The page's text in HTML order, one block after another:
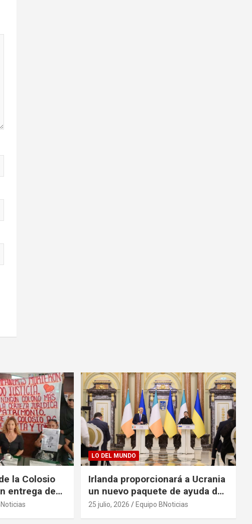
la Colosio
entrega de
LO DEL MUNDO
Irlanda proporcionará a Ucrania
un nuevo paquete de ayuda de
125 millones de euros
25 julio, 2026 Equipo BNoticias